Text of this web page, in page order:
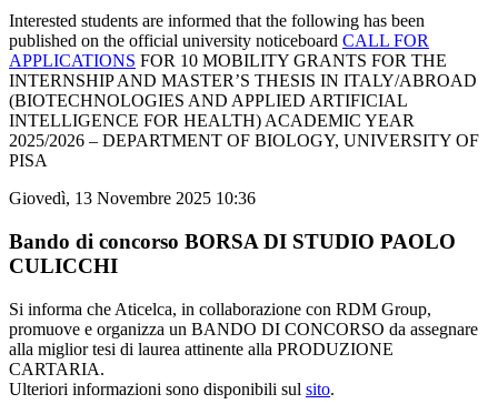
Interested students are informed that the following has been
published on the official university noticeboard CALL FOR
APPLICATIONS FOR 10 MOBILITY GRANTS FOR THE
INTERNSHIP AND MASTER’S THESIS IN ITALY/ABROAD
(BIOTECHNOLOGIES AND APPLIED ARTIFICIAL
INTELLIGENCE FOR HEALTH) ACADEMIC YEAR
2025/2026 – DEPARTMENT OF BIOLOGY, UNIVERSITY OF
PISA
Giovedì, 13 Novembre 2025 10:36
Bando di concorso BORSA DI STUDIO PAOLO
CULICCHI
Si informa che Aticelca, in collaborazione con RDM Group,
promuove e organizza un BANDO DI CONCORSO da assegnare
alla miglior tesi di laurea attinente alla PRODUZIONE
CARTARIA.
Ulteriori informazioni sono disponibili sul sito.